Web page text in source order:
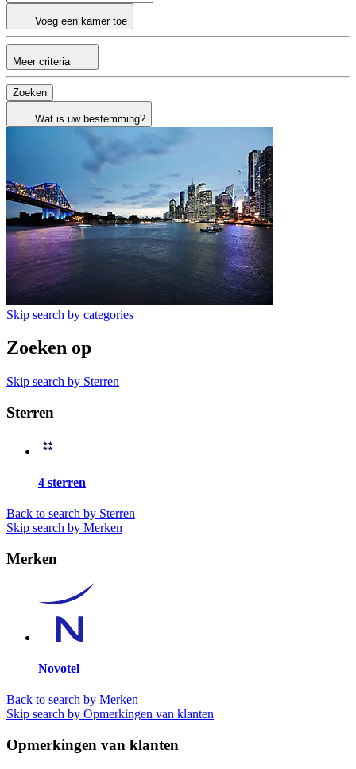
Voeg een kamer toe
Meer criteria
Zoeken
Wat is uw bestemming?
Skip search by categories
Zoeken op
Skip search by Sterren
Sterren
4 sterren
Back to search by Sterren
Skip search by Merken
Merken
Novotel
Back to search by Merken
Skip search by Opmerkingen van klanten
Opmerkingen van klanten